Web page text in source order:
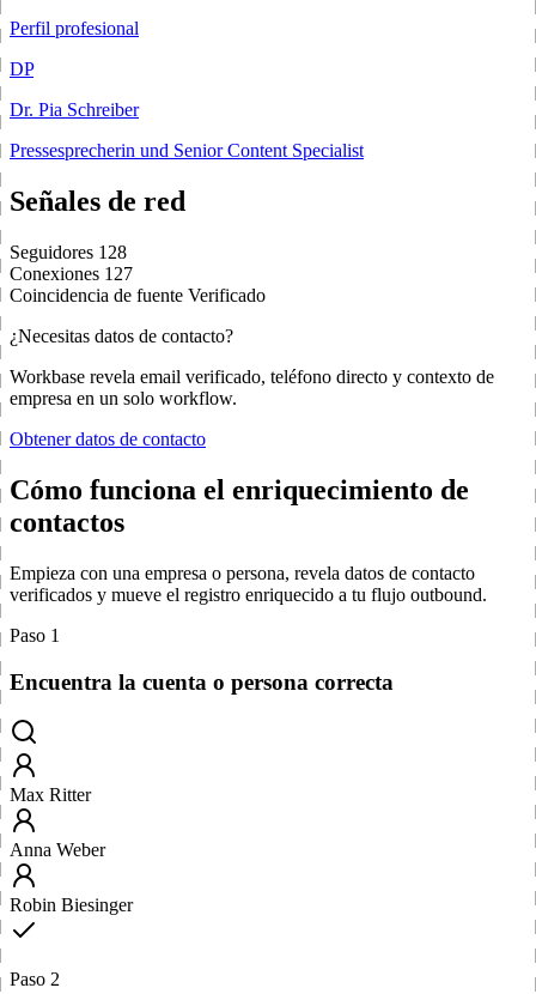
Perfil profesional
DP
Dr. Pia Schreiber
Pressesprecherin und Senior Content Specialist
Señales de red
Seguidores 128
Conexiones 127
Coincidencia de fuente Verificado
¿Necesitas datos de contacto?
Workbase revela email verificado, teléfono directo y contexto de
empresa en un solo workflow.
Obtener datos de contacto
Cómo funciona el enriquecimiento de
contactos
Empieza con una empresa o persona, revela datos de contacto
verificados y mueve el registro enriquecido a tu flujo outbound.
Paso 1
Encuentra la cuenta o persona correcta
Max Ritter
Anna Weber
Robin Biesinger
Paso 2